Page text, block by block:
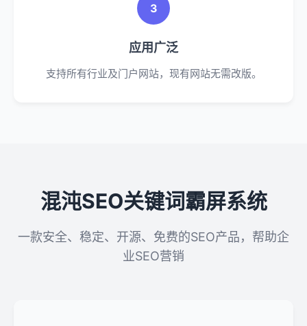
3
应用广泛
支持所有行业及门户网站，现有网站无需改版。
混沌SEO关键词霸屏系统
一款安全、稳定、开源、免费的SEO产品，帮助企
业SEO营销